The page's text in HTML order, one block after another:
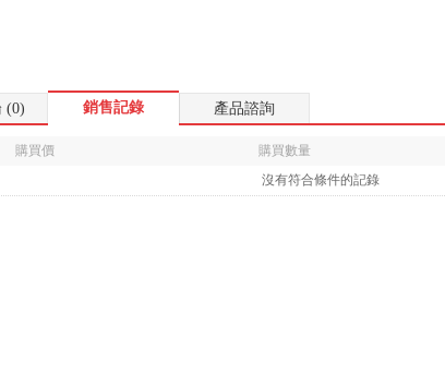
(0) 銷售記錄 產品諮詢
購買價 購買數量
沒有符合條件的記錄